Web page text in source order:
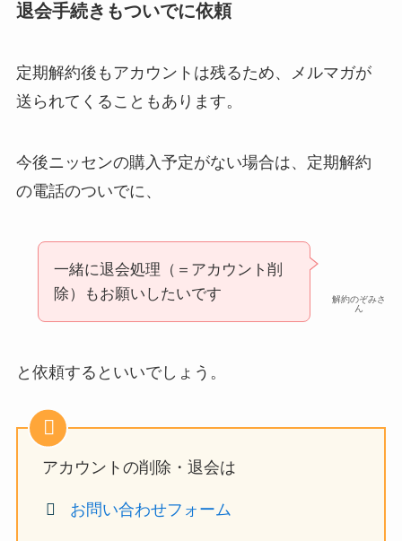
退会手続きもついでに依頼
定期解約後もアカウントは残るため、メルマガが
送られてくることもあります。
今後ニッセンの購入予定がない場合は、定期解約
の電話のついでに、
解約のぞみさ
ん
一緒に退会処理（＝アカウント削
除）もお願いしたいです
と依頼するといいでしょう。
アカウントの削除・退会は
お問い合わせフォーム